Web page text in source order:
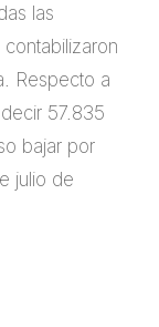
las
Respecto a
57.835
bajar por
julio de